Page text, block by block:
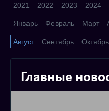
2021 2022 2023 2024
Январь Февраль Март
Август Сентябрь Октябрь
Главные